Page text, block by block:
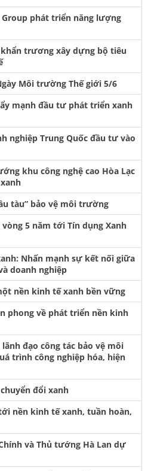
Group phát triển năng lượng
trương xây dựng bộ tiêu
Môi trường Thế giới 5/6
mạnh đầu tư phát triển xanh
nghiệp Trung Quốc đầu tư vào
khu công nghệ cao Hòa Lạc
tàu” bảo vệ môi trường
5 năm tới Tín dụng Xanh
Nhấn mạnh sự kết nối giữa
doanh nghiệp
nền kinh tế xanh bền vững
phong về phát triển nền kinh
đạo công tác bảo vệ môi
trình công nghiệp hóa, hiện
đổi xanh
nền kinh tế xanh, tuần hoàn,
và Thủ tướng Hà Lan dự